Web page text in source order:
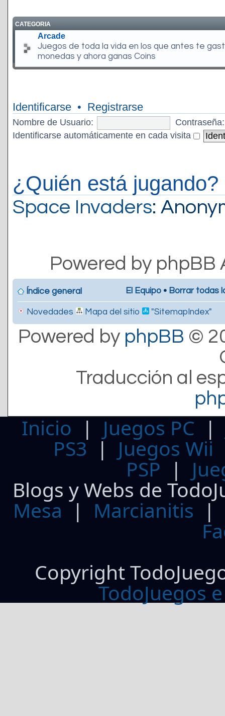
CATEGORIA
Arcade
Juegos de toda la vida en los que antes te
monedas y ahora ganas Coins
Identificarse • Registrarse
Nombre de Usuario:
Contraseña:
Identificarse automáticamente en cada visita
¿Quién está jugando?
Space Invaders:
Powered by
Índice general El Equipo • Borrar todas
Novedades Mapa del sitio "SitemapIndex"
Powered by phpBB ©
Traducción al
Inicio | Juegos PC
PS3| Juegos Wii
PSP |
Blogs y Webs de
Mesa | Marcianitis |
Copyright
TodoJuegos